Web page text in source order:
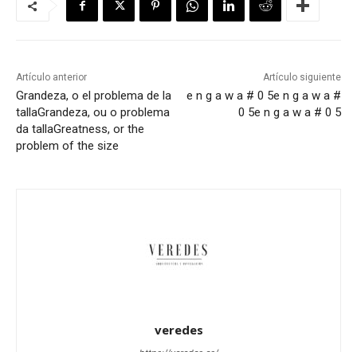
Artículo anterior
Grandeza, o el problema de la
tallaGrandeza, ou o problema
da tallaGreatness, or the
problem of the size
Artículo siguiente
e n g a w a # 0 5e n g a w a #
0 5e n g a w a # 0 5
veredes